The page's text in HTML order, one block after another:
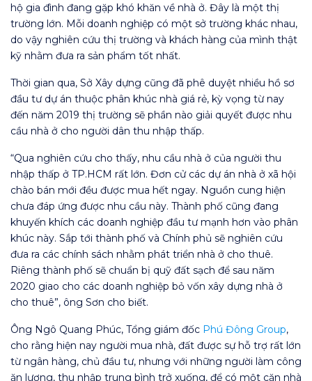
hộ gia đình đang gặp khó khăn về nhà ở. Đây là một thị
trường lớn. Mỗi doanh nghiệp có một sở trường khác nhau,
do vậy nghiên cứu thị trường và khách hàng của mình thật
kỹ nhằm đưa ra sản phẩm tốt nhất.
Thời gian qua, Sở Xây dựng cũng đã phê duyệt nhiều hồ sơ
đầu tư dự án thuộc phân khúc nhà giá rẻ, kỳ vọng từ nay
đến năm 2019 thị trường sẽ phần nào giải quyết được nhu
cầu nhà ở cho người dân thu nhập thấp.
“Qua nghiên cứu cho thấy, nhu cầu nhà ở của người thu
nhập thấp ở TP.HCM rất lớn. Đơn cử các dự án nhà ở xã hội
chào bán mới đều được mua hết ngay. Nguồn cung hiện
chưa đáp ứng được nhu cầu này. Thành phố cũng đang
khuyến khích các doanh nghiệp đầu tư mạnh hơn vào phân
khúc này. Sắp tới thành phố và Chính phủ sẽ nghiên cứu
đưa ra các chính sách nhằm phát triển nhà ở cho thuê.
Riêng thành phố sẽ chuẩn bị quỹ đất sạch để sau năm
2020 giao cho các doanh nghiệp bỏ vốn xây dựng nhà ở
cho thuê”, ông Sơn cho biết.
Ông Ngô Quang Phúc, Tổng giám đốc Phú Đông Group,
cho rằng hiện nay người mua nhà, đất được sự hỗ trợ rất lớn
từ ngân hàng, chủ đầu tư, nhưng với những người làm công
ăn lương, thu nhập trung bình trở xuống, để có một căn nhà